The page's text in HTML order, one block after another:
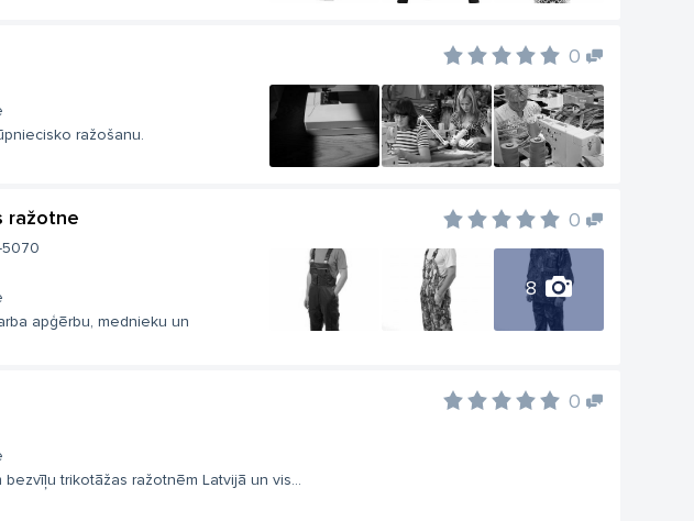
0
ražošanu.
ražotne 0
8
5070
apģērbu, mednieku un
0
trikotāžas ražotnēm Latvijā un vis...